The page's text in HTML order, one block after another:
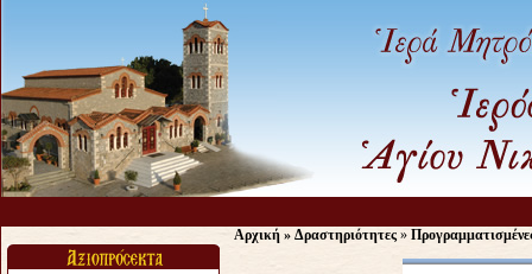
Αρχική » Δραστηριότητες »